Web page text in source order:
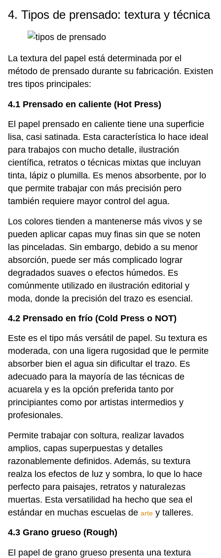
4. Tipos de prensado: textura y técnica
La textura del papel está determinada por el
método de prensado durante su fabricación. Existen
tres tipos principales:
4.1 Prensado en caliente (Hot Press)
El papel prensado en caliente tiene una superficie
lisa, casi satinada. Esta característica lo hace ideal
para trabajos con mucho detalle, ilustración
científica, retratos o técnicas mixtas que incluyan
tinta, lápiz o plumilla. Es menos absorbente, por lo
que permite trabajar con más precisión pero
también requiere mayor control del agua.
Los colores tienden a mantenerse más vivos y se
pueden aplicar capas muy finas sin que se noten
las pinceladas. Sin embargo, debido a su menor
absorción, puede ser más complicado lograr
degradados suaves o efectos húmedos. Es
comúnmente utilizado en ilustración editorial y
moda, donde la precisión del trazo es esencial.
4.2 Prensado en frío (Cold Press o NOT)
Este es el tipo más versátil de papel. Su textura es
moderada, con una ligera rugosidad que le permite
absorber bien el agua sin dificultar el trazo. Es
adecuado para la mayoría de las técnicas de
acuarela y es la opción preferida tanto por
principiantes como por artistas intermedios y
profesionales.
Permite trabajar con soltura, realizar lavados
amplios, capas superpuestas y detalles
razonablemente definidos. Además, su textura
realza los efectos de luz y sombra, lo que lo hace
perfecto para paisajes, retratos y naturalezas
muertas. Esta versatilidad ha hecho que sea el
estándar en muchas escuelas de arte y talleres.
4.3 Grano grueso (Rough)
El papel de grano grueso presenta una textura